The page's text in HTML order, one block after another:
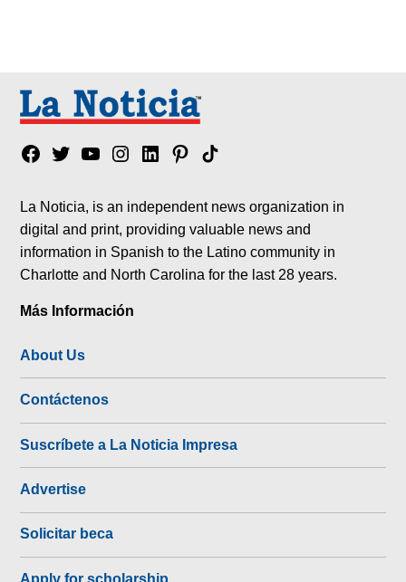
Facebook
TwitterYouTubeInstagram
LinkedinPinterest
Tik
La Noticia, is an independent news organization in
digital and print, providing valuable news and
information in Spanish to the Latino community in
Charlotte and North Carolina for the last 28 years.
Más Información
About Us
Contáctenos
Suscríbete a La Noticia Impresa
Advertise
Solicitar beca
Apply for scholarship